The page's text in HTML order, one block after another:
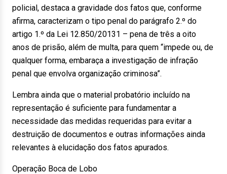
policial, destaca a gravidade dos fatos que, conforme
afirma, caracterizam o tipo penal do parágrafo 2.º do
artigo 1.º da Lei 12.850/20131 – pena de três a oito
anos de prisão, além de multa, para quem “impede ou, de
qualquer forma, embaraça a investigação de infração
penal que envolva organização criminosa”.
Lembra ainda que o material probatório incluído na
representação é suficiente para fundamentar a
necessidade das medidas requeridas para evitar a
destruição de documentos e outras informações ainda
relevantes à elucidação dos fatos apurados.
Operação Boca de Lobo